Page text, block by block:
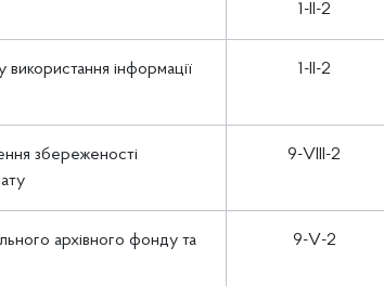
1-II-2
використання інформації
1-II-2
збереженості
9-VIII-2
архівного фонду та
9-V-2